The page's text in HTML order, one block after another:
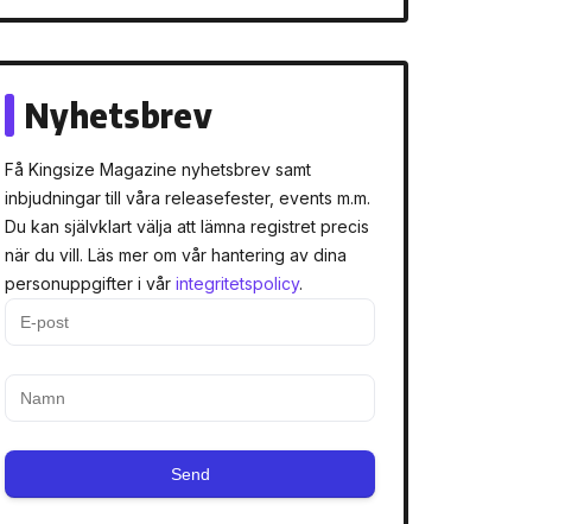
Nyhetsbrev
Få Kingsize Magazine nyhetsbrev samt
inbjudningar till våra releasefester, events m.m.
Du kan självklart välja att lämna registret precis
när du vill. Läs mer om vår hantering av dina
personuppgifter i vår integritetspolicy.
Send